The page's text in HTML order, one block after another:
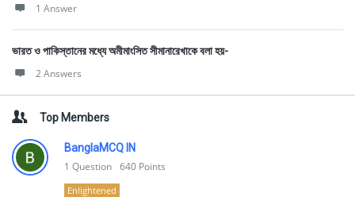
1 Answer
ভারত ও পাকিস্তানের মধ্যে অমীমাংসিত সীমানারেখাকে বলা হয়-
2 Answers
Top Members
BanglaMCQ IN
1 Question 640 Points
Enlightened